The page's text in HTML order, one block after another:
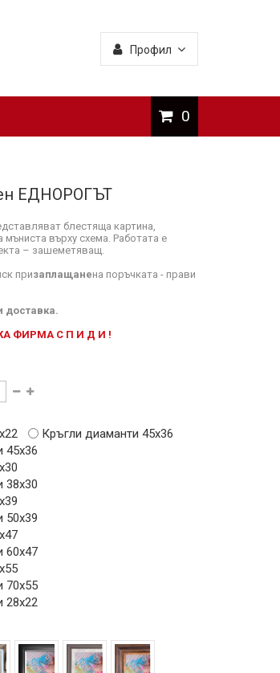
Профил
0
ЕДНОРОГЪТ
блестяща картина,
мъниста върху схема. Работата е
– зашеметяващ.
призаплащанена поръчката - прави
ФИРМА С П И Д И !
Кръгли диаманти 45х36
45х36
38х30
50х39
60х47
70х55
28х22